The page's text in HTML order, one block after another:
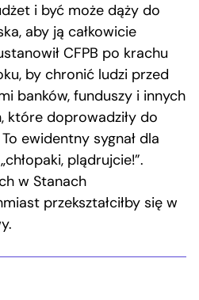
i być może dąży do
aby ją całkowicie
CFPB po krachu
by chronić ludzi przed
banków, funduszy i innych
które doprowadziły do
ewidentny sygnał dla
plądrujcie!”.
w Stanach
przekształciłby się w